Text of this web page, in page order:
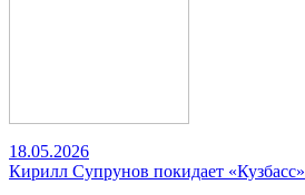
18.05.2026
Кирилл Супрунов покидает «Кузбасс»